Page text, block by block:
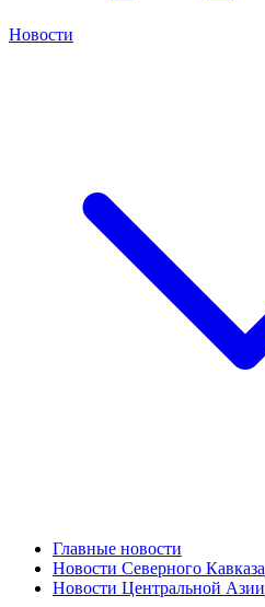
Новости
Главные новости
Новости Северного Кавказа
Новости Центральной Азии